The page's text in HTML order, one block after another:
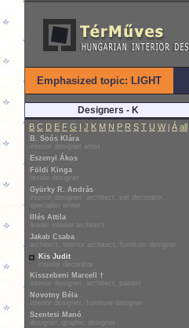
Emphasized topic: LIGHT
Designers - K
B C D E F G I J K M N P R S T U W i Á all
B. Soós Klára
interior designer artist
Eszenyi Ákos
Földi Kinga
textile designer
Gyürky R. András
interior designer, architect, set decorator,
specialist writer
Illés Attila
leader interior architect
Jakab Csaba
architect, interior architect, furniture designer
Kis Judit
interior decorator
Kisszebeni Marcell †
interior designer, architect, painter
Novotny Béla
interior designer, furniture designer
Szentesi Manó
designer, graphic designer